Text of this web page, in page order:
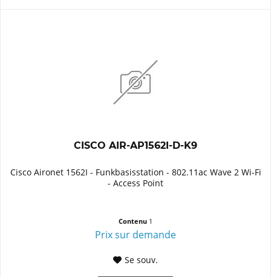
CISCO AIR-AP1562I-D-K9
Cisco Aironet 1562I - Funkbasisstation - 802.11ac Wave 2 Wi-Fi
- Access Point
Contenu 1
Prix sur demande
Se souv.